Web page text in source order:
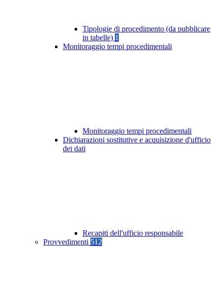
Tipologie di procedimento (da pubblicare
in tabelle) 1
Monitoraggio tempi procedimentali
Monitoraggio tempi procedimentali
Dichiarazioni sostitutive e acquisizione d'ufficio
dei dati
Recapiti dell'ufficio responsabile
Provvedimenti 512